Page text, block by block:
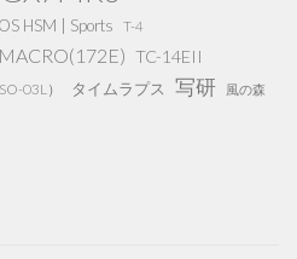
HSM | Sports T-4
TC-14EII
03L） タイムラプス 写研 風の森